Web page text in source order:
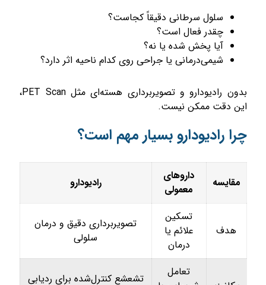
سلول سرطانی دقیقاً کجاست؟
چقدر فعال است؟
آیا پخش شده یا نه؟
شیمی‌درمانی یا جراحی روی کدام ناحیه اثر دارد؟
بدون رادیودارو و تصویربرداری هسته‌ای مثل PET Scan،
این دقت ممکن نیست.
چرا رادیودارو بسیار مهم است؟
مقایسه
داروهای
معمولی
رادیودارو
هدف
تسکین
علائم یا
درمان
تصویربرداری دقیق و درمان
سلولی
تعامل
تشعشع کنترل‌شده برای ردیابی